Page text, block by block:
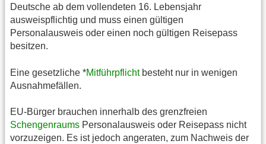
Deutsche ab dem vollendeten 16. Lebensjahr
ausweispflichtig und muss einen gültigen
Personalausweis oder einen noch gültigen Reisepass
besitzen.
Eine gesetzliche *Mitführpflichtbesteht nur in wenigen
Ausnahmefällen.
EU-Bürger brauchen innerhalb des grenzfreien
Schengenraums Personalausweis oder Reisepass nicht
vorzuzeigen. Es ist jedoch angeraten, zum Nachweis der